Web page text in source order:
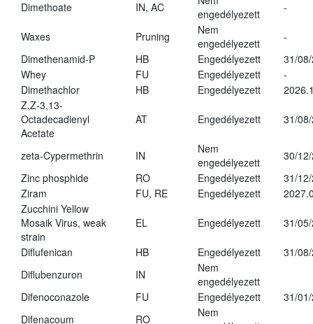
Dimethoate
IN, AC
engedélyezett
-
Waxes Pruning
Nem
engedélyezett
-
Dimethenamid-P
HB Engedélyezett
31/
Whey
FU Engedélyezett
-
Dimethachlor
HB Engedélyezett
Z,Z-3,13-
Octadecadienyl
Acetate
AT Engedélyezett 31/
zeta-Cypermethrin IN
Nem
engedélyezett
30/
Zinc phosphide
RO Engedélyezett
31/
Ziram
FU, RE Engedélyezett
Zucchini Yellow
Mosaik Virus, weak
strain
EL Engedélyezett 31/
Diflufenican HB Engedélyezett
31/
Diflubenzuron
IN
Nem
engedélyezett
Difenoconazole
FU Engedélyezett
31/
Difenacoum
RO
Nem